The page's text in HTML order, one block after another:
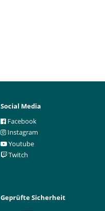
Social Media
Facebook
Instagram
Youtube
Twitch
Geprüfte Sicherheit